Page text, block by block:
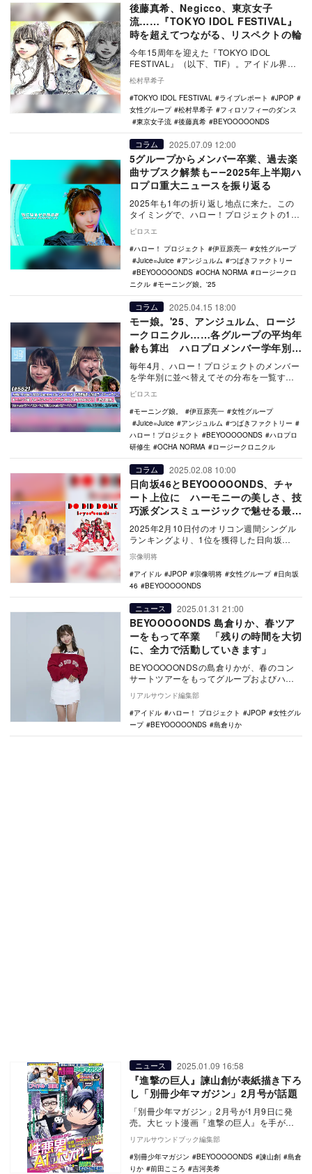
後藤真希、Negicco、東京女子
流……『TOKYO IDOL FESTIVAL』
時を超えてつながる、リスペクトの輪
今年15周年を迎えた『TOKYO IDOL
FESTIVAL』（以下、TIF）。アイドル界の
松村早希子
TOKYO IDOL FESTIVAL
ライブレポート
JPOP
女性グループ
松村早希子
フィロソフィーのダンス
東京女子流
後藤真希 BEYOOOOONDS
コラム 2025.07.09 12:00
5グループからメンバー卒業、過去楽
曲サブスク解禁も――2025年上半期ハ
ロプロ重大ニュースを振り返る
2025年も1年の折り返し地点に来た。この
タイミングで、ハロー！プロジェクトの1月
考し、…
ピロスエ
ハロー！ プロジェクト
伊豆原亮一
女性グループ
Juice=Juice
アンジュルム
つばきファクトリー
BEYOOOOONDS
OCHA NORMA
ロージークロ
ニクル
モーニング娘。'25
コラム 2025.04.15 18:00
モー娘。'25、アンジュルム、ロージ
ークロニクル……各グループの平均年
齢も算出 ハロプロメンバー学年別分
類2025年版
毎年4月、ハロー！プロジェクトのメンバー
を学年別に並べ替えてその分布を一覧する
ピロスエ
モーニング娘。
伊豆原亮一
女性グループ
Juice=Juice
アンジュルム
つばきファクトリー
ハロー！プロジェクト
BEYOOOOONDS
ハロプロ
研修生
OCHA NORMA ロージークロニクル
コラム 2025.02.08 10:00
日向坂46とBEYOOOOONDS、チャ
ート上位に ハーモニーの美しさ、技
巧派ダンスミュージックで魅せる最新
作
2025年2月10日付のオリコン週間シングル
ランキングより、1位を獲得した日向坂
46『卒業写真だけが知ってる』と2位にラン
クイン…
宗像明将
アイドル
JPOP 宗像明将 女性グループ
日向坂
46
BEYOOOOONDS
ニュース 2025.01.31 21:00
BEYOOOOONDS 島倉りか、春ツア
ーをもって卒業 「残りの時間を大切
に、全力で活動していきます」
BEYOOOOONDSの島倉りかが、春のコン
サートツアーをもってグループおよびハロ
ー！プロジェクトを卒業する。
BEYOOO…
リアルサウンド編集部
アイドル
ハロー！ プロジェクト JPOP
女性グル
ープ
BEYOOOOONDS 島倉りか
ニュース 2025.01.09 16:58
『進撃の巨人』諫山創が表紙描き下ろ
し「別冊少年マガジン」2月号が話題
「別冊少年マガジン」2月号が1月9日に発
売。大ヒット漫画『進撃の巨人』を手がけ
た諫山創先生が表紙を描き下ろししたこと
で話題だ。 …
リアルサウンドブック編集部
別冊少年マガジン
BEYOOOOONDS 諫山創
島倉
りか
前田こころ 吉河美希